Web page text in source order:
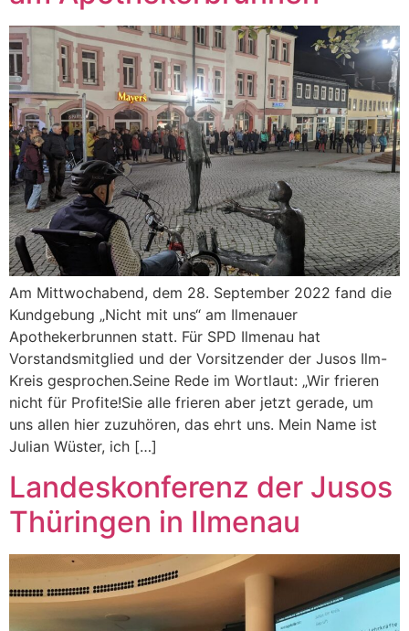
Am Mittwochabend, dem 28. September 2022 fand die
Kundgebung „Nicht mit uns“ am Ilmenauer
Apothekerbrunnen statt. Für SPD Ilmenau hat
Vorstandsmitglied und der Vorsitzender der Jusos Ilm-
Kreis gesprochen.Seine Rede im Wortlaut: „Wir frieren
nicht für Profite!Sie alle frieren aber jetzt gerade, um
uns allen hier zuzuhören, das ehrt uns. Mein Name ist
Julian Wüster, ich […]
Landeskonferenz der Jusos
Thüringen in Ilmenau